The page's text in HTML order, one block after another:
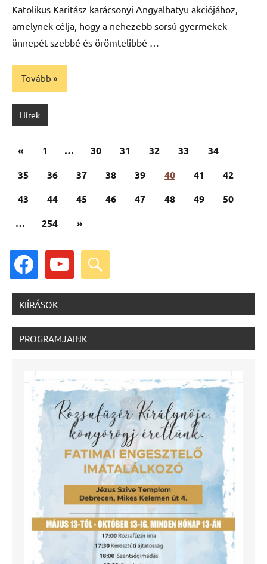
Katolikus Karitász karácsonyi Angyalbatyu akciójához,
amelynek célja, hogy a nehezebb sorsú gyermekek
ünnepét szebbé és örömtelibbé …
Tovább
Hírek
Bejegyzések
lapozása
«Előző
1 … 30 31 32 33
34
35
36 37 38 39 40 41
42
43
44 45 46 47 48 49
50
…
254
Következő
»
facebook youtube search
KIÍRÁSOK
PROGRAMJAINK